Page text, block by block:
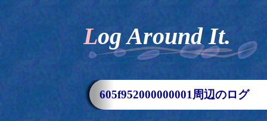
Log Around It.
605f952000000001周辺のログ